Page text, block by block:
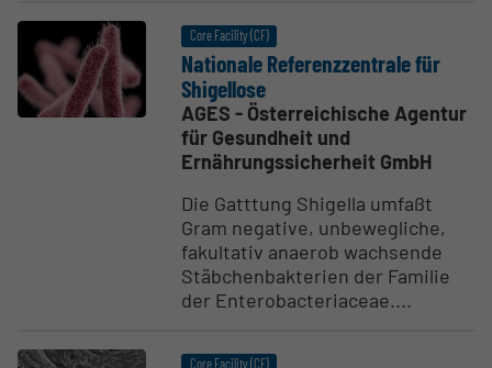
Core Facility (CF)
Nationale Referenz­zen­trale für
Shigellose
AGES - Österreichische Agentur
für Gesundheit und
Ernährungssicherheit GmbH
Die Gatttung Shigella umfaßt
Gram negative, unbewegliche,
fakultativ anaerob wachsende
Stäbchenbakterien der Familie
der Enterobacteriaceae....
Core Facility (CF)